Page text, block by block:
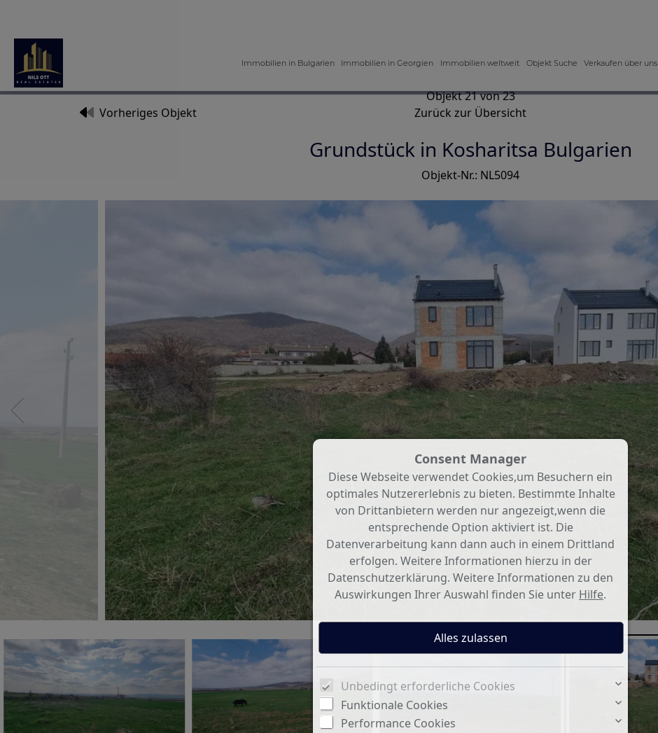
Immobilien in Bulgarien Immobilien in Georgien Immobilien weltweit Objekt Suche Verkaufen über uns
Objekt 21 von 23
Vorheriges Objekt Zurück zur Übersicht
Grundstück in Kosharitsa Bulgarien
Objekt-Nr.: NL5094
Consent Manager
Diese Webseite verwendet Cookies,um Besuchern ein
optimales Nutzererlebnis zu bieten. Bestimmte Inhalte
von Drittanbietern werden nur angezeigt,wenn die
entsprechende Option aktiviert ist. Die
Datenverarbeitung kann dann auch in einem Drittland
erfolgen. Weitere Informationen hierzu in der
Datenschutzerklärung. Weitere Informationen zu den
Auswirkungen Ihrer Auswahl finden Sie unter Hilfe.
Unbedingt erforderliche Cookies
Funktionale Cookies
Performance Cookies